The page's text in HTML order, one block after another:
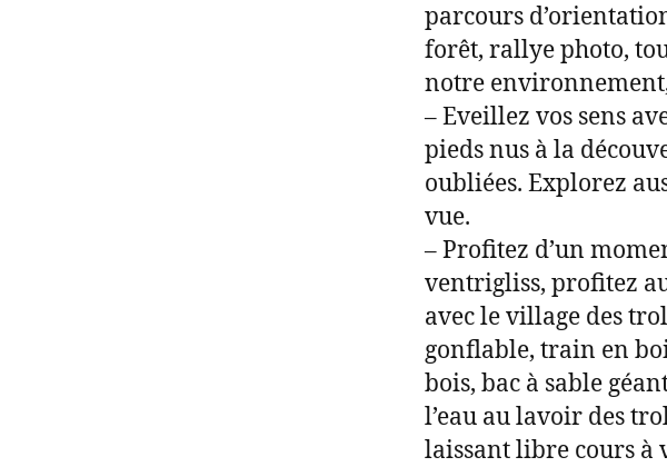
parcours
forêt, rallye photo,
notre
– Eveillez vos sens
pieds nus à la
oubliées. Explorez
vue.
– Profitez d’un
ventrigliss, profitez
avec le village des
gonflable, train en
bois, bac à sable
l’eau au lavoir des
laissant libre cours à